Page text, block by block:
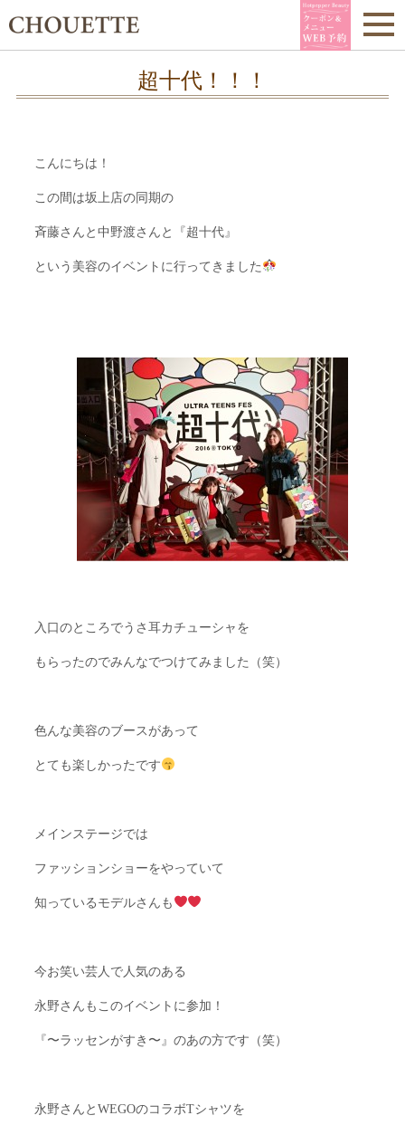
超十代！！！
こんにちは！
この間は坂上店の同期の
斉藤さんと中野渡さんと『超十代』
という美容のイベントに行ってきました
入口のところでうさ耳カチューシャを
もらったのでみんなでつけてみました（笑）
色んな美容のブースがあって
とても楽しかったです
メインステージでは
ファッションショーをやっていて
知っているモデルさんも
今お笑い芸人で人気のある
永野さんもこのイベントに参加！
『〜ラッセンがすき〜』のあの方です（笑）
永野さんとWEGOのコラボTシャツを